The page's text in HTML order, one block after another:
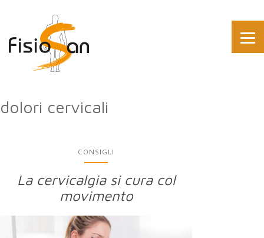
dolori cervicali
CONSIGLI
La cervicalgia si cura col
movimento